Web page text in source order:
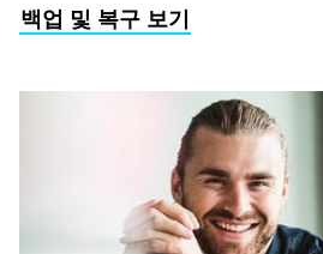
백업 및 복구 보기